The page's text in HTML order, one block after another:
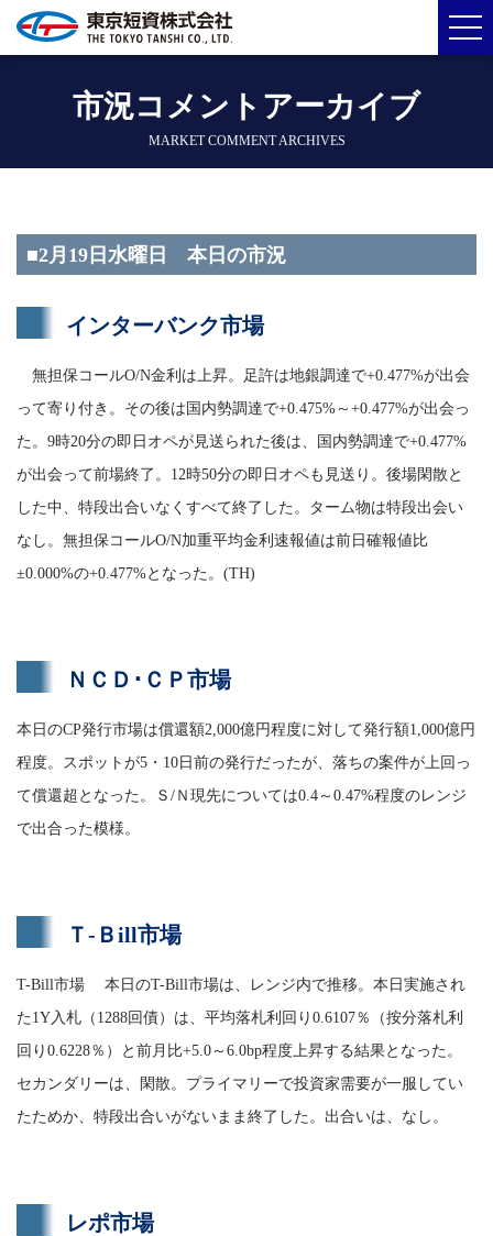
市況コメントアーカイブ
MARKET COMMENT ARCHIVES
■2月19日水曜日 本日の市況
インターバンク市場
無担保コールO/N金利は上昇。足許は地銀調達で+0.477%が出会
って寄り付き。その後は国内勢調達で+0.475%～+0.477%が出会っ
た。9時20分の即日オペが見送られた後は、国内勢調達で+0.477%
が出会って前場終了。12時50分の即日オペも見送り。後場閑散と
した中、特段出合いなくすべて終了した。ターム物は特段出会い
なし。無担保コールO/N加重平均金利速報値は前日確報値比
±0.000%の+0.477%となった。(TH)
ＮＣＤ･ＣＰ市場
本日のCP発行市場は償還額2,000億円程度に対して発行額1,000億円
程度。スポットが5・10日前の発行だったが、落ちの案件が上回っ
て償還超となった。Ｓ/Ｎ現先については0.4～0.47%程度のレンジ
で出合った模様。
Ｔ-Ｂill市場
T-Bill市場 本日のT-Bill市場は、レンジ内で推移。本日実施され
た1Y入札（1288回債）は、平均落札利回り0.6107％（按分落札利
回り0.6228％）と前月比+5.0～6.0bp程度上昇する結果となった。
セカンダリーは、閑散。プライマリーで投資家需要が一服してい
たためか、特段出合いがないまま終了した。出合いは、なし。
レポ市場